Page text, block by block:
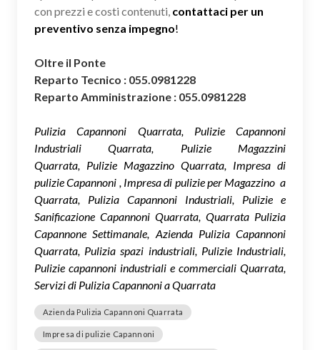
con prezzi e costi contenuti, contattaci per un
preventivo senza impegno!
Oltre il Ponte
Reparto Tecnico : 055.0981228
Reparto Amministrazione : 055.0981228
Pulizia Capannoni Quarrata, Pulizie Capannoni
Industriali Quarrata, Pulizie Magazzini
Quarrata, Pulizie Magazzino Quarrata, Impresa di
pulizie Capannoni , Impresa di pulizie per Magazzino a
Quarrata, Pulizia Capannoni Industriali, Pulizie e
Sanificazione Capannoni Quarrata, Quarrata Pulizia
Capannone Settimanale, Azienda Pulizia Capannoni
Quarrata, Pulizia spazi industriali, Pulizie Industriali,
Pulizie capannoni industriali e commerciali Quarrata,
Servizi di Pulizia Capannoni a Quarrata
Azienda Pulizia Capannoni Quarrata
Impresa di pulizie Capannoni